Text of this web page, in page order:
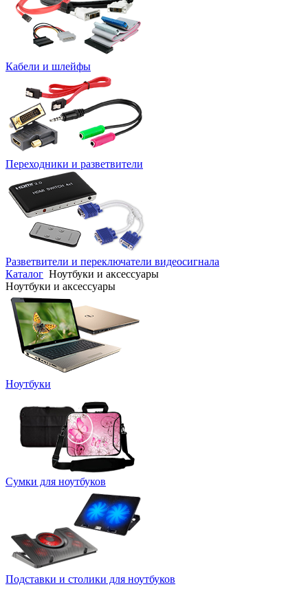
Кабели и шлейфы
Переходники и разветвители
Разветвители и переключатели видеосигнала
Каталог Ноутбуки и аксессуары
Ноутбуки и аксессуары
Ноутбуки
Сумки для ноутбуков
Подставки и столики для ноутбуков